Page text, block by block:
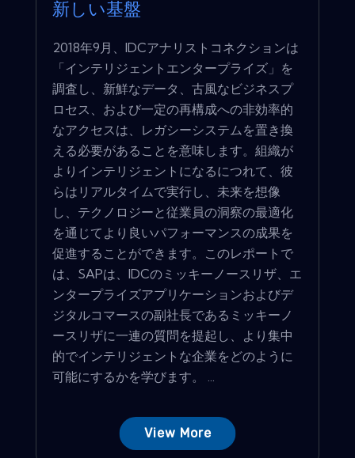
新しい基盤
2018年9月、IDCアナリストコネクションは
「インテリジェントエンタープライズ」を
調査し、新鮮なデータ、古風なビジネスプ
ロセス、および一定の再構成への非効率的
なアクセスは、レガシーシステムを置き換
える必要があることを意味します。組織が
よりインテリジェントになるにつれて、彼
らはリアルタイムで実行し、未来を想像
し、テクノロジーと従業員の洞察の最適化
を通じてより良いパフォーマンスの成果を
促進することができます。このレポートで
は、SAPは、IDCのミッキーノースリザ、エ
ンタープライズアプリケーションおよびデ
ジタルコマースの副社長であるミッキーノ
ースリザに一連の質問を提起し、より集中
的でインテリジェントな企業をどのように
可能にするかを学びます。 ...
View More